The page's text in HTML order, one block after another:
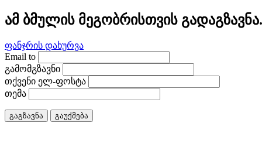
ამ ბმულის მეგობრისთვის გადაგზავნა.
ფანჯრის დახურვა
Email to
გამომგზავნი
თქვენი ელ-ფოსტა
თემა
გაგზავნა გაუქმება